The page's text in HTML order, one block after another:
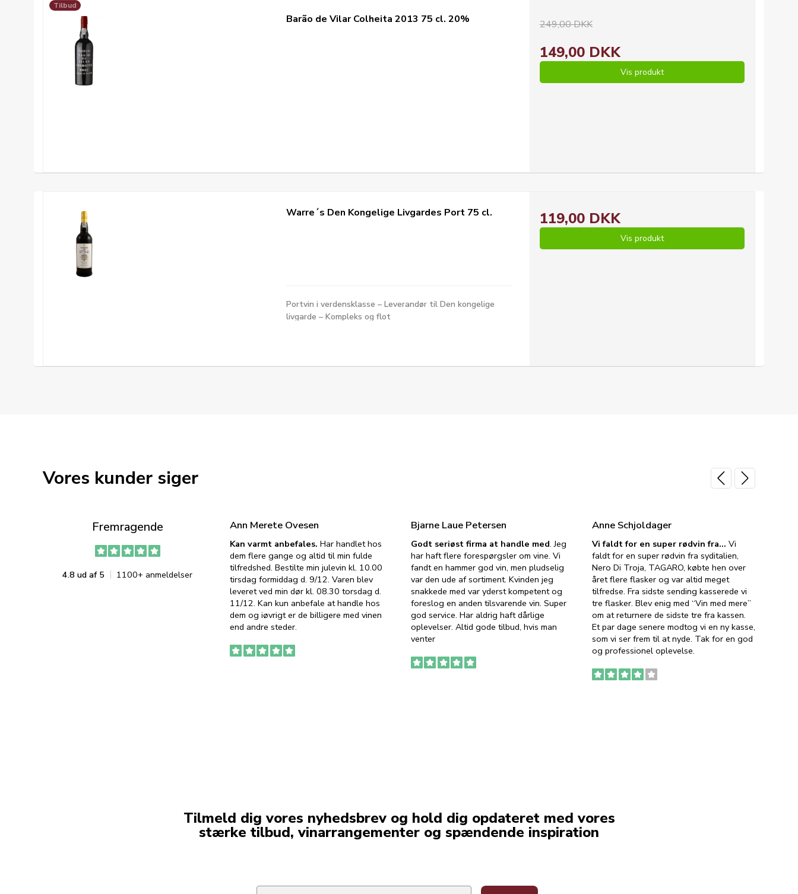
Tilbud
Barão de Vilar Colheita 2013 75 cl. 20% 249,00 DKK
149,00 DKK
Vis produkt
Warre´s Den Kongelige Livgardes Port 75 cl.
Portvin i verdensklasse – Leverandør til Den kongelige
livgarde – Kompleks og flot
119,00 DKK
Vis produkt
Vores kunder siger
Fremragende
4.8 ud af 5 1100+ anmeldelser
Ann Merete Ovesen
Kan varmt anbefales. Har handlet hos
dem flere gange og altid til min fulde
tilfredshed. Bestilte min julevin kl. 10.00
tirsdag formiddag d. 9/12. Varen blev
leveret ved min dør kl. 08.30 torsdag d.
11/12. Kan kun anbefale at handle hos
dem og iøvrigt er de billigere med vinen
end andre steder.
Bjarne Laue Petersen
Godt seriøst firma at handle med. Jeg
har haft flere forespørgsler om vine. Vi
fandt en hammer god vin, men pludselig
var den ude af sortiment. Kvinden jeg
snakkede med var yderst kompetent og
foreslog en anden tilsvarende vin. Super
god service. Har aldrig haft dårlige
oplevelser. Altid gode tilbud, hvis man
venter
Anne Schjoldager
Vi faldt for en super rødvin fra… Vi
faldt for en super rødvin fra syditalien,
Nero Di Troja, TAGARO, købte hen over
året flere flasker og var altid meget
tilfredse. Fra sidste sending kasserede vi
tre flasker. Blev enig med “Vin med mere”
om at returnere de sidste tre fra kassen.
Et par dage senere modtog vi en ny kasse,
som vi ser frem til at nyde. Tak for en god
og professionel oplevelse.
Tilmeld dig vores nyhedsbrev og hold dig opdateret med vores
stærke tilbud, vinarrangementer og spændende inspiration